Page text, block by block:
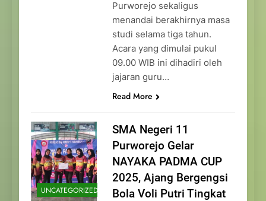
Purworejo sekaligus
menandai berakhirnya masa
studi selama tiga tahun.
Acara yang dimulai pukul
09.00 WIB ini dihadiri oleh
jajaran guru…
Read More
UNCATEGORIZED
SMA Negeri 11
Purworejo Gelar
NAYAKA PADMA CUP
2025, Ajang Bergengsi
Bola Voli Putri Tingkat